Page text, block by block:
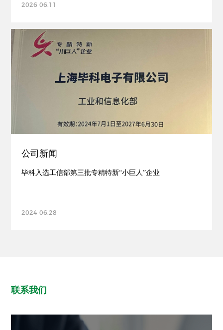
2026 06.11
公司新闻
毕科入选工信部第三批专精特新“小巨人”企业
2024 06.28
联系我们